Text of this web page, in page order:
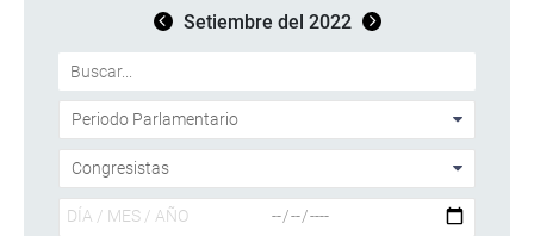
Setiembre del 2022